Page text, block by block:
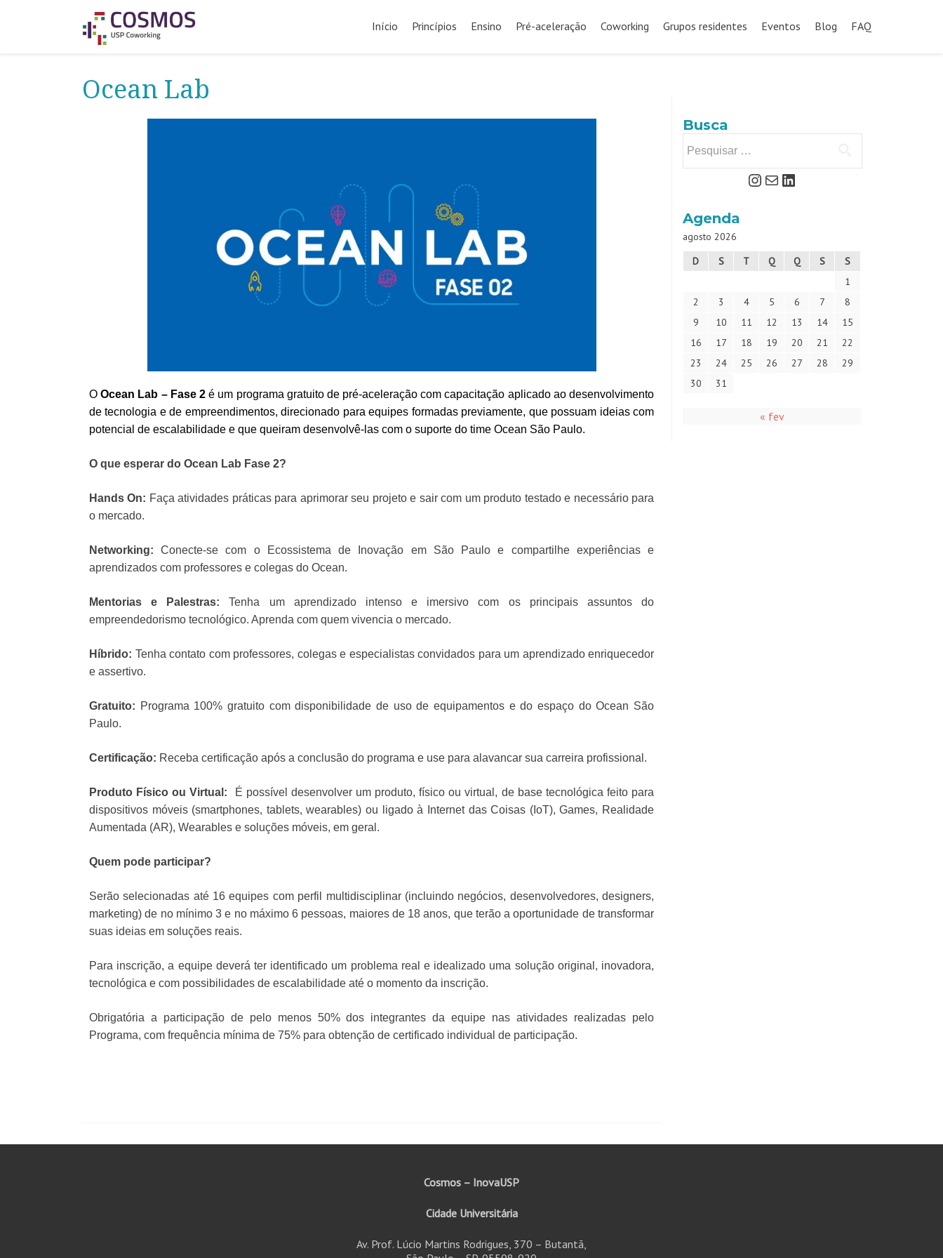
Início Princípios Ensino Pré-aceleração Coworking Grupos residentes Eventos Blog FAQ
Ocean Lab
OOcean Lab – Fase 2é um programa gratuito de pré-aceleração com capacitação aplicado ao desenvolvimento
de tecnologia e de empreendimentos, direcionado para equipes formadas previamente, que possuam ideias com
potencial de escalabilidade e que queiram desenvolvê-las com o suporte do time Ocean São Paulo.
O que esperar do Ocean Lab Fase 2?
Hands On: Faça atividades práticas para aprimorar seu projeto e sair com um produto testado e necessário para
o mercado.
Networking:
Conecte-se com o Ecossistema de Inovação em São Paulo e compartilhe experiências e
aprendizados com professores e colegas do Ocean.
Mentorias e Palestras:
Tenha um aprendizado intenso e imersivo com os principais assuntos do
empreendedorismo tecnológico. Aprenda com quem vivencia o mercado.
Híbrido: Tenha contato com professores, colegas e especialistas convidados para um aprendizado enriquecedor
e assertivo.
Gratuito: Programa 100% gratuito com disponibilidade de uso de equipamentos e do espaço do Ocean São
Paulo.
Certificação: Receba certificação após a conclusão do programa e use para alavancar sua carreira profissional.
Produto Físico ou Virtual:
É possível desenvolver um produto, físico ou virtual, de base tecnológica feito para
dispositivos móveis (smartphones, tablets, wearables) ou ligado à Internet das Coisas (IoT), Games, Realidade
Aumentada (AR), Wearables e soluções móveis, em geral.
Quem pode participar?
Serão selecionadas até 16 equipes com perfil multidisciplinar (incluindo negócios, desenvolvedores, designers,
marketing) de no mínimo 3 e no máximo 6 pessoas, maiores de 18 anos, que terão a oportunidade de transformar
suas ideias em soluções reais.
Para inscrição, a equipe deverá ter identificado um problema real e idealizado uma solução original, inovadora,
tecnológica e com possibilidades de escalabilidade até o momento da inscrição.
Obrigatória a participação de pelo menos 50% dos integrantes da equipe nas atividades realizadas pelo
Programa, com frequência mínima de 75% para obtenção de certificado individual de participação.
Busca
Agenda
agosto 2026
D
S T Q Q S
S
1
2
3 4 5 6 7
8
9
10 11 12 13 14
15
16
17 18 19 20 21
22
23
24 25 26 27 28
29
30
31
« fev
Cosmos – InovaUSP
Cidade Universitária
Av. Prof. Lúcio Martins Rodrigues, 370 – Butantã,